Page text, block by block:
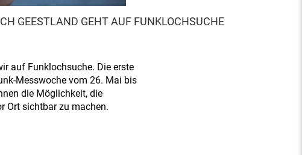
GEESTLAND GEHT AUF FUNKLOCHSUCHE
auf Funklochsuche. Die erste
Messwoche vom 26. Mai bis
die Möglichkeit, die
Ort sichtbar zu machen.